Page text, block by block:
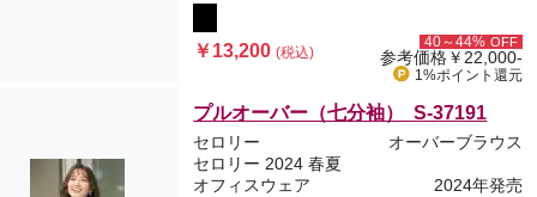
￥13,200(税込)
40～44% OFF
参考価格￥22,000-
1%ポイント 還元
プルオーバー（七分袖） S-37191
セロリー
オーバーブラウス
セロリー 2024 春夏
オフィスウェア
2024年発売